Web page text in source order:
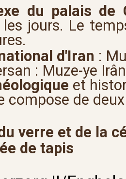
du palais de
jours. Le
d'Iran :
: Muze-ye
et
compose de
verre et de la
de tapis